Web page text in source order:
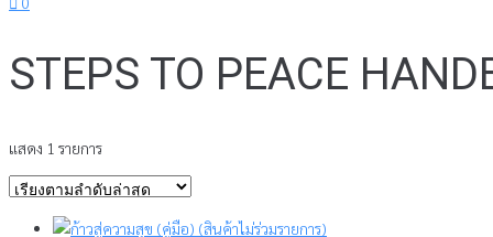
STEPS TO PEACE
แสดง 1 รายการ